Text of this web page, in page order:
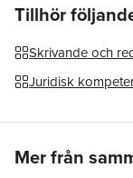
Tillhör
Skrivande och
Juridisk
Mer från